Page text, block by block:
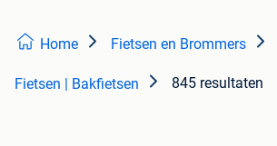
Home Fietsen en Brommers
Fietsen | Bakfietsen 845 resultaten